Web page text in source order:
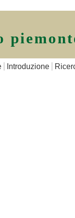
Introduzione